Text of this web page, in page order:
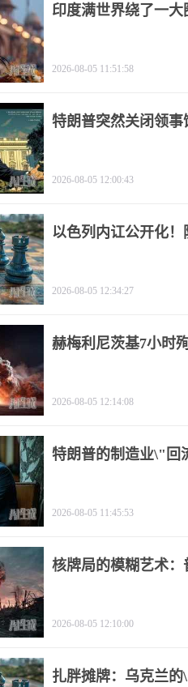
印度满世界绕了一大
2026-08-05 11:51:58
特朗普突然关闭领
2026-08-05 12:00:43
以色列内讧公开化
2026-08-05 12:34:27
赫梅利尼茨基7小时
2026-08-05 12:14:08
特朗普的制造业\"回
2026-08-05 11:45:53
核牌局的模糊艺术：
2026-08-05 12:10:00
扎胖摊牌：乌克兰